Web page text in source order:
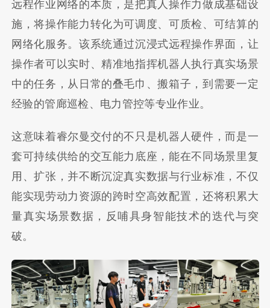
远程作业网络的本质，是把真人操作力做成基础设
施，将操作能力转化为可调度、可质检、可结算的
网络化服务。该系统通过沉浸式远程操作界面，让
操作者可以实时、精准地指挥机器人执行真实场景
中的任务，从日常的叠毛巾、搬箱子，到需要一定
经验的管廊巡检、电力管控等专业作业。
这意味着睿尔曼交付的不只是机器人硬件，而是一
套可持续供给的交互能力底座，能在不同场景里复
用、扩张，并不断沉淀真实数据与行业标准，不仅
能实现劳动力资源的跨时空高效配置，还将积累大
量真实场景数据，反哺具身智能技术的迭代与突
破。